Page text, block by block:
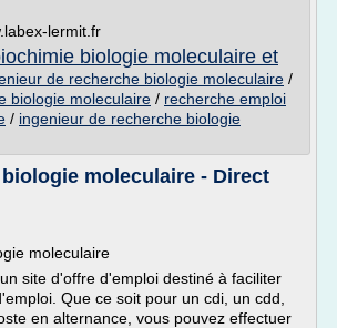
lermit.fr
biologie moleculaire et
de recherche biologie moleculaire /
biologie moleculaire / recherche emploi
/ ingenieur de recherche biologie
moleculaire - Direct
moleculaire
site d'offre d'emploi destiné à faciliter
Que ce soit pour un cdi, un cdd,
en alternance, vous pouvez effectuer